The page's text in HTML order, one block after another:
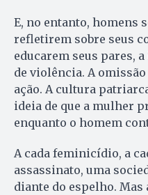
E, no entanto, homens
refletirem sobre seus
educarem seus pares,
de violência. A
ação. A cultura
ideia de que a mulher
enquanto o homem
A cada feminicídio, a
assassinato, uma
diante do espelho. Mas